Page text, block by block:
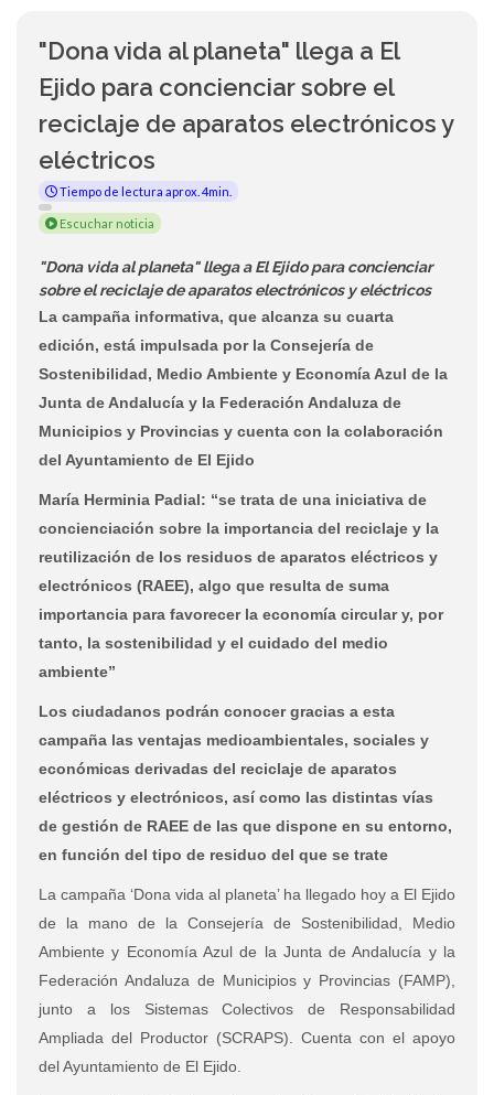
"Dona vida al planeta" llega a El
Ejido para concienciar sobre el
reciclaje de aparatos electrónicos y
eléctricos
Tiempo de lectura aprox. 4min.
Escuchar noticia
"Dona vida al planeta" llega a El Ejido para concienciar
sobre el reciclaje de aparatos electrónicos y eléctricos
La campaña informativa, que alcanza su cuarta
edición, está impulsada por la Consejería de
Sostenibilidad, Medio Ambiente y Economía Azul de la
Junta de Andalucía y la Federación Andaluza de
Municipios y Provincias y cuenta con la colaboración
del Ayuntamiento de El Ejido
María Herminia Padial: “se trata de una iniciativa de
concienciación sobre la importancia del reciclaje y la
reutilización de los residuos de aparatos eléctricos y
electrónicos (RAEE), algo que resulta de suma
importancia para favorecer la economía circular y, por
tanto, la sostenibilidad y el cuidado del medio
ambiente”
Los ciudadanos podrán conocer gracias a esta
campaña las ventajas medioambientales, sociales y
económicas derivadas del reciclaje de aparatos
eléctricos y electrónicos, así como las distintas vías
de gestión de RAEE de las que dispone en su entorno,
en función del tipo de residuo del que se trate
La campaña ‘Dona vida al planeta’ ha llegado hoy a El Ejido
de la mano de la Consejería de Sostenibilidad, Medio
Ambiente y Economía Azul de la Junta de Andalucía y la
Federación Andaluza de Municipios y Provincias (FAMP),
junto a los Sistemas Colectivos de Responsabilidad
Ampliada del Productor (SCRAPS). Cuenta con el apoyo
del Ayuntamiento de El Ejido.